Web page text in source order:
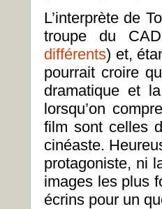
L’interprète de
troupe du
différents) et,
pourrait croire
dramatique et
lorsqu’on
film sont celles
cinéaste.
protagoniste, ni
images les plus
écrins pour un